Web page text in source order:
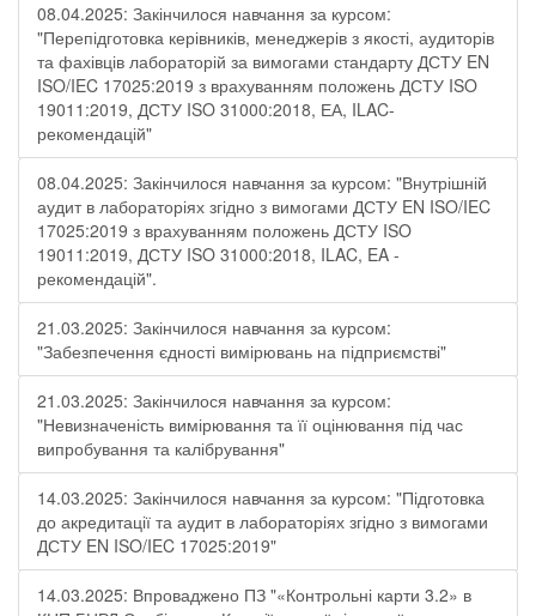
08.04.2025: Закінчилося навчання за курсом:
"Перепідготовка керівників, менеджерів з якості, аудиторів
та фахівців лабораторій за вимогами стандарту ДСТУ EN
ISO/IEC 17025:2019 з врахуванням положень ДСТУ ISO
19011:2019, ДСТУ ISO 31000:2018, ЕА, ILAC-
рекомендацій"
08.04.2025: Закінчилося навчання за курсом: "Внутрішній
аудит в лабораторіях згідно з вимогами ДСТУ EN ISO/IEC
17025:2019 з врахуванням положень ДСТУ ISO
19011:2019, ДСТУ ISO 31000:2018, ILAC, EA -
рекомендацій".
21.03.2025: Закінчилося навчання за курсом:
"Забезпечення єдності вимірювань на підприємстві"
21.03.2025: Закінчилося навчання за курсом:
"Невизначеність вимірювання та її оцінювання під час
випробування та калібрування"
14.03.2025: Закінчилося навчання за курсом: "Підготовка
до акредитації та аудит в лабораторіях згідно з вимогами
ДСТУ EN ISO/IEC 17025:2019"
14.03.2025: Впроваджено ПЗ "«Контрольні карти 3.2» в